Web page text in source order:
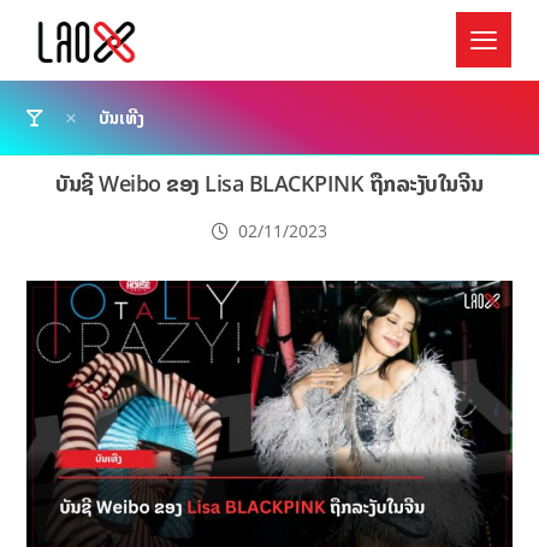
ບັນເທີງ
ບັນຊີ Weibo ຂອງ Lisa BLACKPINK ຖືກລະງັບໃນຈີນ
02/11/2023